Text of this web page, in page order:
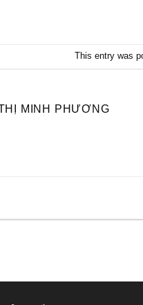
This entry was
MINH PHƯƠNG